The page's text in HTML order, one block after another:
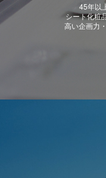
45年以
シート化粧
高い企画力